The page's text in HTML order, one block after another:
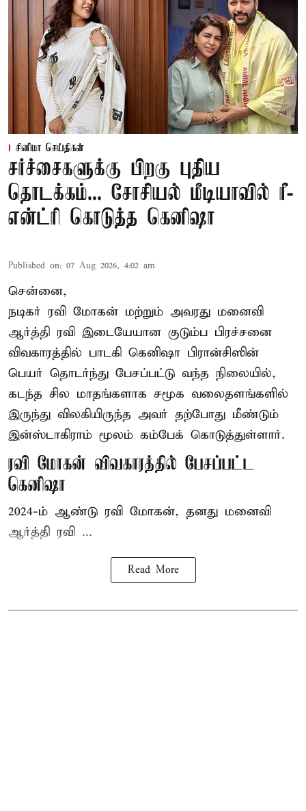
சினிமா செய்திகள்
சர்ச்சைகளுக்கு பிறகு புதிய
தொடக்கம்... சோசியல் மீடியாவில் ரீ-
என்ட்ரி கொடுத்த கெனிஷா
Published on: 07 Aug 2026, 4:02 am
சென்னை,
நடிகர் ரவி மோகன் மற்றும் அவரது மனைவி
ஆர்த்தி ரவி இடையேயான குடும்ப பிரச்சனை
விவகாரத்தில் பாடகி கெனிஷா பிரான்சிஸின்
பெயர் தொடர்ந்து பேசப்பட்டு வந்த நிலையில்,
கடந்த சில மாதங்களாக சமூக வலைதளங்களில்
இருந்து விலகியிருந்த அவர் தற்போது மீண்டும்
இன்ஸ்டாகிராம் மூலம் கம்பேக் கொடுத்துள்ளார்.
ரவி மோகன் விவகாரத்தில் பேசப்பட்ட
கெனிஷா
2024-ம் ஆண்டு ரவி மோகன், தனது மனைவி
ஆர்த்தி ரவி ...
Read More